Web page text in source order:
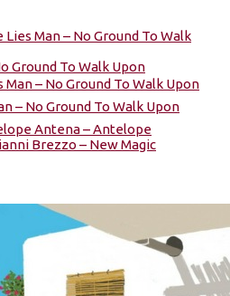
Antena – Antelope
Brezzo – New Magic